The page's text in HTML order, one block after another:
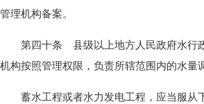
管理机构备案。
第四十条 县级以上地方人民政府水行
机构按照管理权限，负责所辖范围内的水量
蓄水工程或者水力发电工程，应当服从